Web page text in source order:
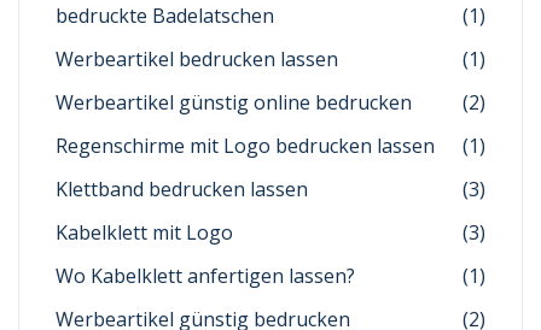
bedruckte Badelatschen
(1)
Werbeartikel bedrucken lassen
(1)
Werbeartikel günstig online bedrucken
(2)
Regenschirme mit Logo bedrucken lassen
(1)
Klettband bedrucken lassen
(3)
Kabelklett mit Logo
(3)
Wo Kabelklett anfertigen lassen?
(1)
Werbeartikel günstig bedrucken
(2)